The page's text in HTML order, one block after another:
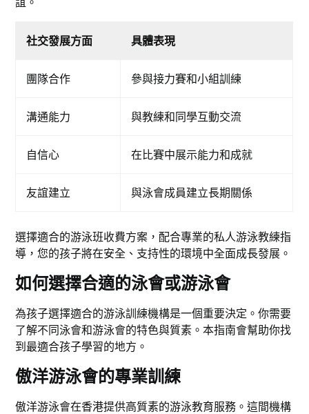
社交發展方面 具體表現
團隊合作 參與接力賽和小組訓練
溝通能力 與教練和同學互動交流
自信心 在比賽中展示能力和成就
友誼建立 與泳會成員建立長期關係
選擇適合的游泳班收費方案，配合專業的私人游泳教練指
導，您的孩子將在安全、支持性的環境中全面成長發展。
如何選擇合適的泳會或游泳會
為孩子選擇適合的游泳訓練機構是一個重要決定。你需要
了解不同泳會和游泳會的特色與質素。本指南會幫助你找
到最適合孩子學習的地方。
傲洋游泳會的專業訓練
傲洋游泳會在香港提供高質素的游泳教育服務。這間機構